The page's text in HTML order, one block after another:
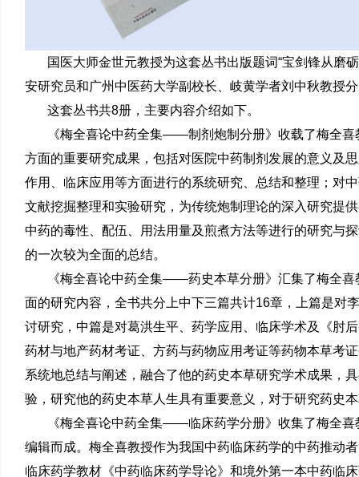
国医大师金世元教授为这套丛书出版题词“宝剑锋从磨
安研究员和广州中医药大学副校长、岐黄学者刘中秋教授
这套丛书共8册，主要内容介绍如下。
《梅全喜论中药全集——制剂炮制分册》收载了梅全
方面的重要研究成果，包括对医院中药制剂发展的意义及
作用、临床应用等方面进行的系统研究、总结和整理；对
文献挖掘整理和实验研究，为传统炮制理论的深入研究提
中药的毒性、配伍、用法用量及煎煮方法等进行的研究与
的一次较为全面的总结。
《梅全喜论中药全集——药史本草分册》汇集了梅全
面的研究内容，全书共分上中下三篇共计16章，上篇是对
讨研究，中篇是对葛洪生平、药学应用、临床学术及《肘
药材与地产药材考证、方药与药物应用考证等药物本草考
系统地总结与阐述，融合了他的药史本草研究学术成果，
验，研究他的药史本草人生具有重要意义，对于研究药史
《梅全喜论中药全集——临床药学分册》收集了梅全
编辑而成。梅全喜教授作为我国中药临床药学的中药推动
临床药学教材《中药临床药学导论》和境外第一本中药临